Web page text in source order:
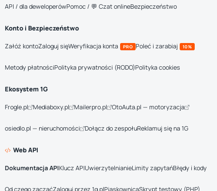
API / dla deweloperówPomoc / 💬 Czat onlineBezpieczeństwo
Konto i Bezpieczeństwo
Załóż kontoZaloguj sięWeryfikacja konta PRO Poleć i zarabiaj 10%
Metody płatnościPolityka prywatności (RODO)Polityka cookies
Ekosystem 1G
Frogle.pl Mediaboxy.pl Mailerpro.pl OtoAuta.pl — motoryzacja
osiedlo.pl — nieruchomości Dołącz do zespołuReklamuj się na 1G
Web API
Dokumentacja APIKlucz APIUwierzytelnianieLimity zapytańBłędy i kody
Od czego zacząćZaloguj przez 1g.plPiaskownicaSkrypt testowy (PHP)